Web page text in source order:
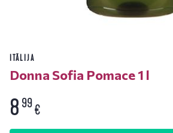
ITĀLIJA
Donna Sofia Pomace 1 l
8 99€